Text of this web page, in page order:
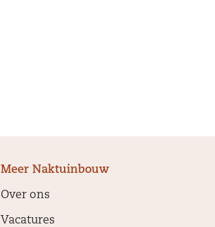
Meer Naktuinbouw
Over ons
Vacatures